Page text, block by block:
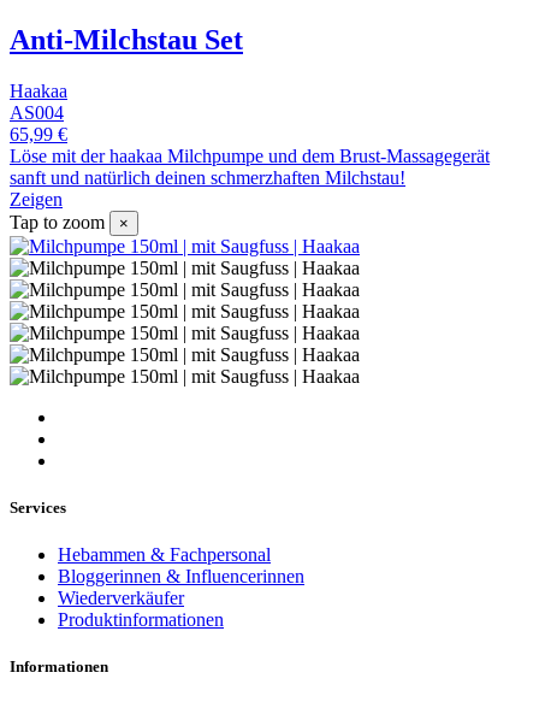
Anti-Milchstau Set
Haakaa
AS004
65,99 €
Löse mit der haakaa Milchpumpe und dem Brust-Massagegerät
sanft und natürlich deinen schmerzhaften Milchstau!
Zeigen
Tap to zoom
×
Services
Hebammen & Fachpersonal
Bloggerinnen & Influencerinnen
Wiederverkäufer
Produktinformationen
Informationen